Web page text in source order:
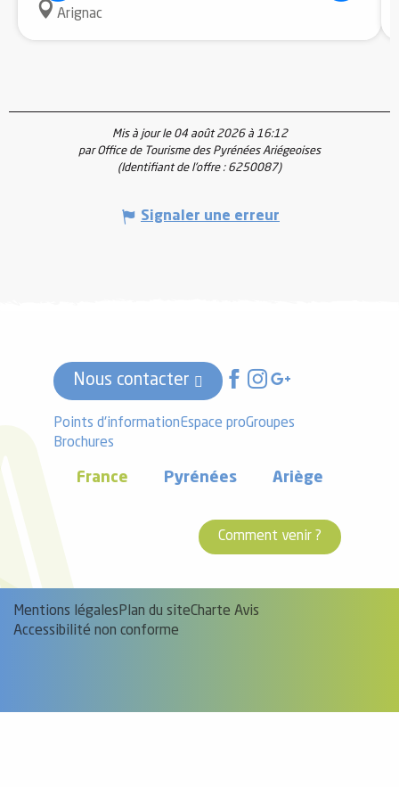
Arignac
Mis à jour le 04 août 2026 à 16:12
par Office de Tourisme des Pyrénées Ariégeoises
(Identifiant de l'offre : 6250087)
Signaler une erreur
Nous contacter
Points d'informationEspace proGroupes
Brochures
France Pyrénées Ariège
Comment venir ?
Mentions légalesPlan du siteCharte Avis
Accessibilité non conforme